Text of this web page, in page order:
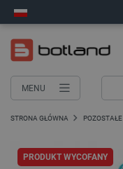
MENU
STRONA GŁÓWNA POZOSTAŁE
PRODUKT WYCOFANY